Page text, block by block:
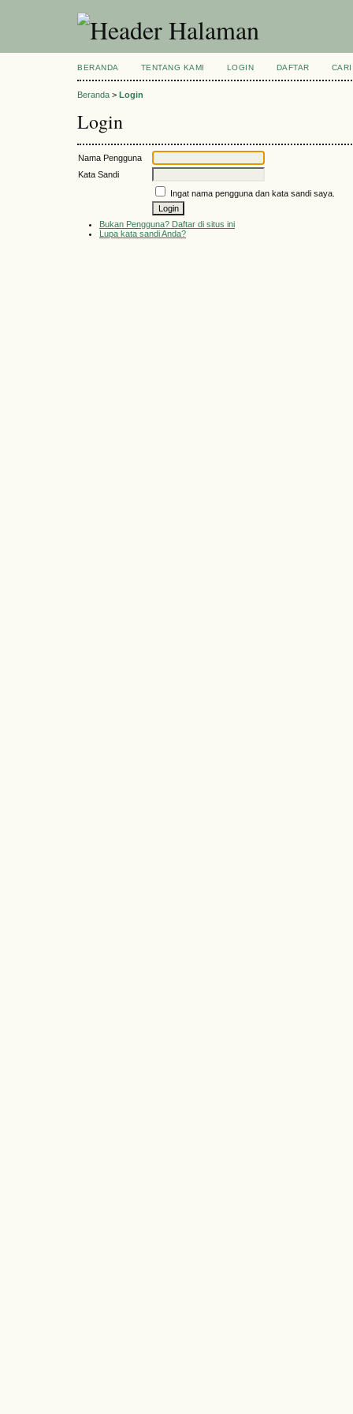
BERANDA TENTANG KAMI LOGIN DAFTAR CARI
Beranda > Login
Login
Nama Pengguna
Kata Sandi
Ingat nama pengguna dan kata sandi saya.
Bukan Pengguna? Daftar di situs ini
Lupa kata sandi Anda?